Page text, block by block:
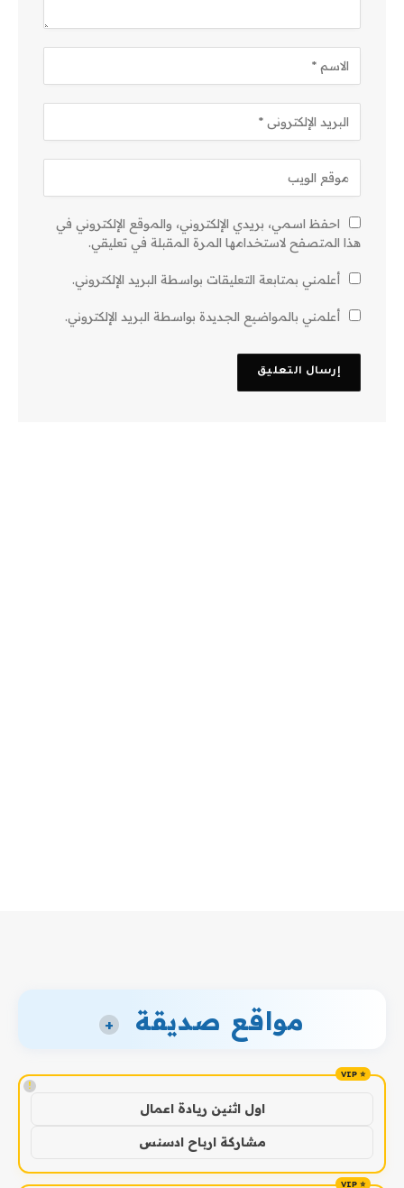
احفظ اسمي، بريدي الإلكتروني، والموقع الإلكتروني في
هذا المتصفح لاستخدامها المرة المقبلة في تعليقي.
أعلمني بمتابعة التعليقات بواسطة البريد الإلكتروني.
أعلمني بالمواضيع الجديدة بواسطة البريد الإلكتروني.
مواقع صديقة +
!
اول اثنين ريادة اعمال
مشاركة ارباح ادسنس